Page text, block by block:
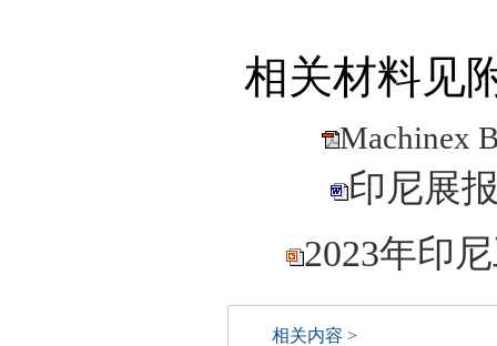
相关材料见
Machinex
印尼展
2023年印
相关内容 >